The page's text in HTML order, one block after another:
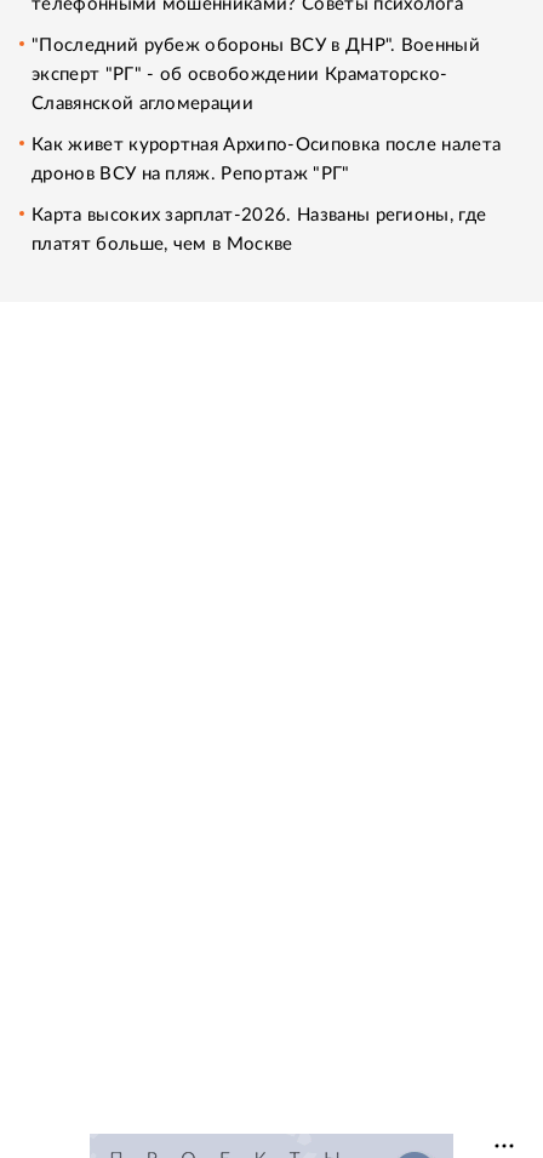
телефонными мошенниками? Советы психолога
"Последний рубеж обороны ВСУ в ДНР". Военный
эксперт "РГ" - об освобождении Краматорско-
Славянской агломерации
Как живет курортная Архипо-Осиповка после налета
дронов ВСУ на пляж. Репортаж "РГ"
Карта высоких зарплат-2026. Названы регионы, где
платят больше, чем в Москве